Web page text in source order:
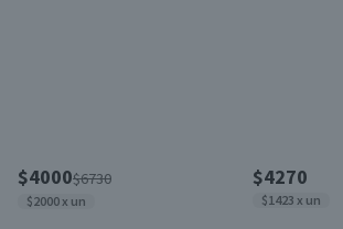
$4000$6730
$2000 x un
$4270
$1423 x un